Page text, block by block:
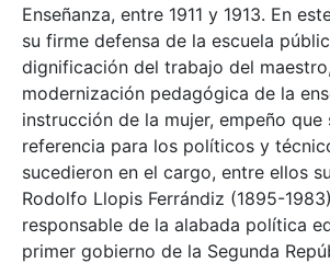
Enseñanza, entre 1911 y 1913. En
su firme defensa de la escuela
dignificación del trabajo del
modernización pedagógica de la
instrucción de la mujer, empeño que
referencia para los políticos y
sucedieron en el cargo, entre ellos
Rodolfo Llopis Ferrándiz (1895-
responsable de la alabada política
primer gobierno de la Segunda